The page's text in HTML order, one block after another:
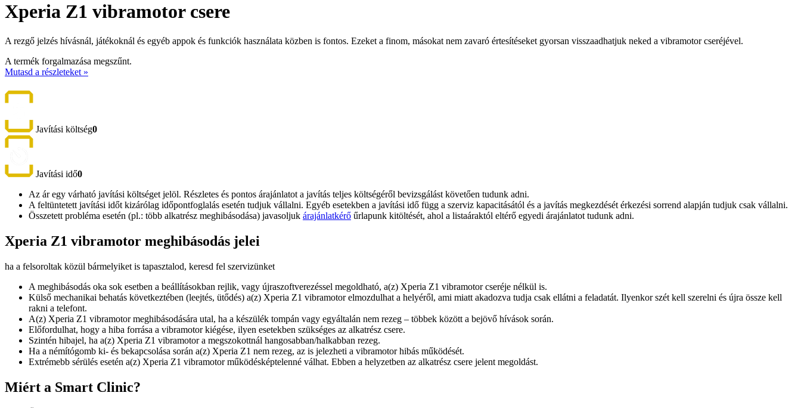
Xperia Z1 vibramotor csere
A rezgő jelzés hívásnál, játékoknál és egyéb appok és funkciók használata közben is fontos. Ezeket a finom, másokat nem zavaró értesítéseket gyorsan visszaadhatjuk neked a vibramotor cseréjével.
A termék forgalmazása megszűnt.
Mutasd a részleteket »
Javítási költség0
Javítási idő0
Az ár egy várható javítási költséget jelöl. Részletes és pontos árajánlatot a javítás teljes költségéről bevizsgálást követően tudunk adni.
A feltüntetett javítási időt kizárólag időpontfoglalás esetén tudjuk vállalni. Egyéb esetekben a javítási idő függ a szerviz kapacitásától és a javítás megkezdését érkezési sorrend alapján tudjuk csak vállalni.
Összetett probléma esetén (pl.: több alkatrész meghibásodása) javasoljuk árajánlatkérő űrlapunk kitöltését, ahol a listaáraktól eltérő egyedi árajánlatot tudunk adni.
Xperia Z1 vibramotor meghibásodás jelei
ha a felsoroltak közül bármelyiket is tapasztalod, keresd fel szervizünket
A meghibásodás oka sok esetben a beállításokban rejlik, vagy újraszoftverezéssel megoldható, a(z) Xperia Z1 vibramotor cseréje nélkül is.
Külső mechanikai behatás következtében (leejtés, ütődés) a(z) Xperia Z1 vibramotor elmozdulhat a helyéről, ami miatt akadozva tudja csak ellátni a feladatát. Ilyenkor szét kell szerelni és újra össze kell
rakni a telefont.
A(z) Xperia Z1 vibramotor meghibásodására utal, ha a készülék tompán vagy egyáltalán nem rezeg – többek között a bejövő hívások során.
Előfordulhat, hogy a hiba forrása a vibramotor kiégése, ilyen esetekben szükséges az alkatrész csere.
Szintén hibajel, ha a(z) Xperia Z1 vibramotor a megszokottnál hangosabban/halkabban rezeg.
Ha a némítógomb ki- és bekapcsolása során a(z) Xperia Z1 nem rezeg, az is jelezheti a vibramotor hibás működését.
Extrémebb sérülés esetén a(z) Xperia Z1 vibramotor működésképtelenné válhat. Ebben a helyzetben az alkatrész csere jelent megoldást.
Miért a Smart Clinic?